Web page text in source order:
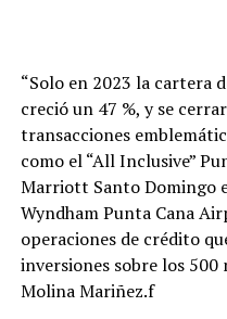
“Solo en 2023 la cartera
creció un 47 %, y se
transacciones
como el “All Inclusive”
Marriott Santo Domingo
Wyndham Punta Cana
operaciones de crédito
inversiones sobre los 500
Molina Mariñez.f